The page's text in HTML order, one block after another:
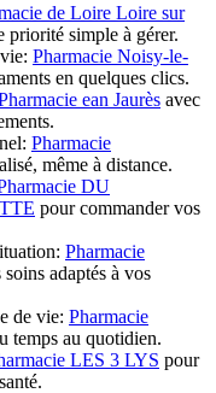
de Loire Loire sur
priorité simple à gérer.
Pharmacie Noisy-le-
en quelques clics.
ean Jaurès avec
Pharmacie
même à distance.
DU
pour commander vos
Pharmacie
soins adaptés à vos
de vie: Pharmacie
temps au quotidien.
LES 3 LYS pour